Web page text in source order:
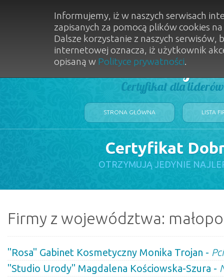
Dobry
Certyfikat dla
STRONA GŁÓWNA LISTA
Certyfikat
OTRZYMUJĄ JEDYNIE
Firmy z województwa:
"Rosa" Gabinet Kosmetyczny Monika Trojan -
"Studio Urody" Magdalena Kościowska-Szura -
Informujemy, iż w naszych serwisach
zapisanych za pomocą plików cookies
Dalsze korzystanie z naszych
internetowej oznacza, iż użytkownik
opisaną w Polityce prywatności.